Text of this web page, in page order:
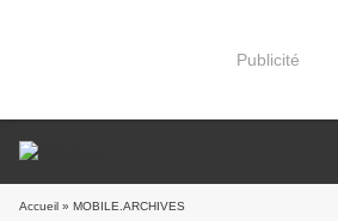
Publicité
Accueil » MOBILE.ARCHIVES